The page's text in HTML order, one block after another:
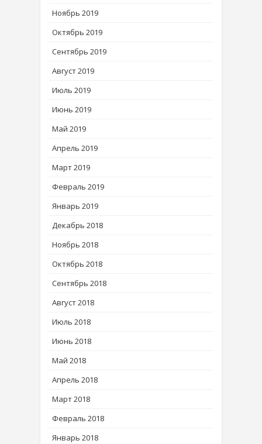
Ноябрь 2019
Октябрь 2019
Сентябрь 2019
Август 2019
Июль 2019
Июнь 2019
Май 2019
Апрель 2019
Март 2019
Февраль 2019
Январь 2019
Декабрь 2018
Ноябрь 2018
Октябрь 2018
Сентябрь 2018
Август 2018
Июль 2018
Июнь 2018
Май 2018
Апрель 2018
Март 2018
Февраль 2018
Январь 2018